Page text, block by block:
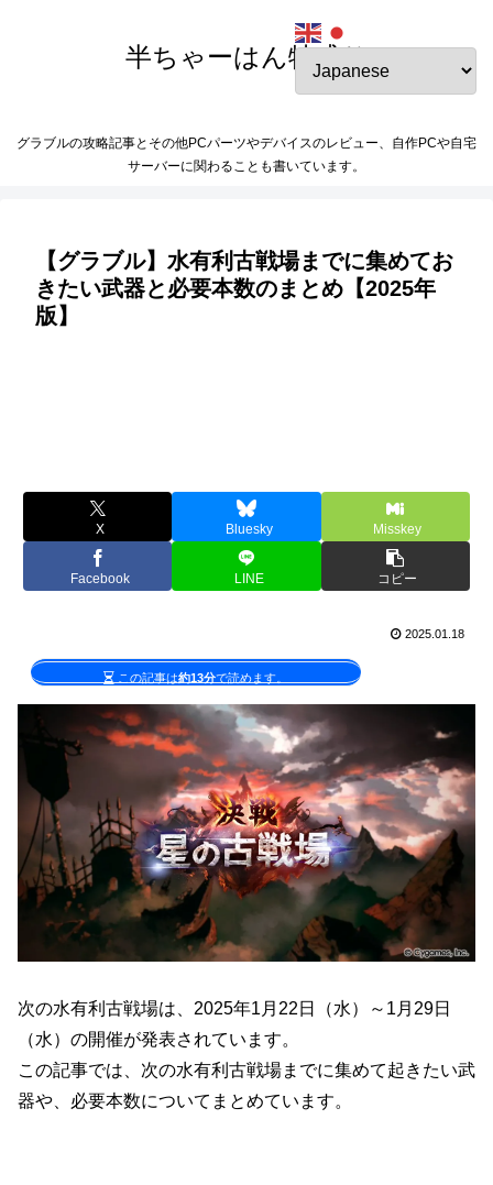
半ちゃーはん特盛り
グラブルの攻略記事とその他PCパーツやデバイスのレビュー、自作PCや自宅
サーバーに関わることも書いています。
【グラブル】水有利古戦場までに集めてお
きたい武器と必要本数のまとめ【2025年
版】
X Bluesky Misskey
Facebook LINE コピー
2025.01.18
この記事は約13分で読めます。
次の水有利古戦場は、2025年1月22日（水）～1月29日
（水）の開催が発表されています。
この記事では、次の水有利古戦場までに集めて起きたい武
器や、必要本数についてまとめています。